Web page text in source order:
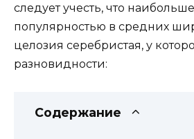
следует учесть, что
популярностью в средних
целозия серебристая, у
разновидности:
Содержание